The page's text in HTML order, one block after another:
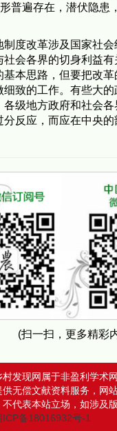
形普遍存在，潜伏隐患
改革涉及国家社会
社会各界的切身利益
基本思路，但要把改
细致的工作。有些大
各级地方政府和社会各
分反应，而应在中央
(扫一扫，更多精彩
村发现网属于非盈利学术
供无偿文献资料服务，网
不代表本站立场，如涉及
ICP备18016932号-1